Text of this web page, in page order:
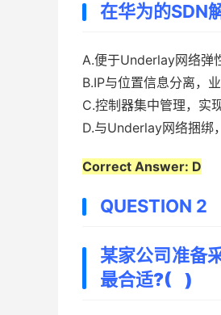
在华为的SDN
A.便于Underlay网络弹
B.IP与位置信息分离，
C.控制器集中管理，实
D.与Underlay网络捆绑
Correct Answer: D
QUESTION 2
某家公司准备
最合适?( )